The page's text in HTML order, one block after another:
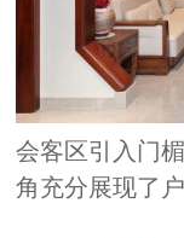
会客区引入门
角充分展现了